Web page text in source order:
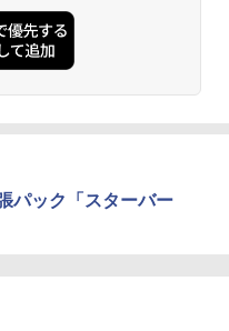
オリジン・オブ・
時空要塞マクロス VF-1J
Anniv. 約225mm ABS&
S.H.フィギュアー
バンダイ スピリッツ)
ンダム 逆襲のシャア νガ
MARUI) No.21 H&K
以上エアーHOPハンドガン
クタイト) シールはがし
パック「スターバー